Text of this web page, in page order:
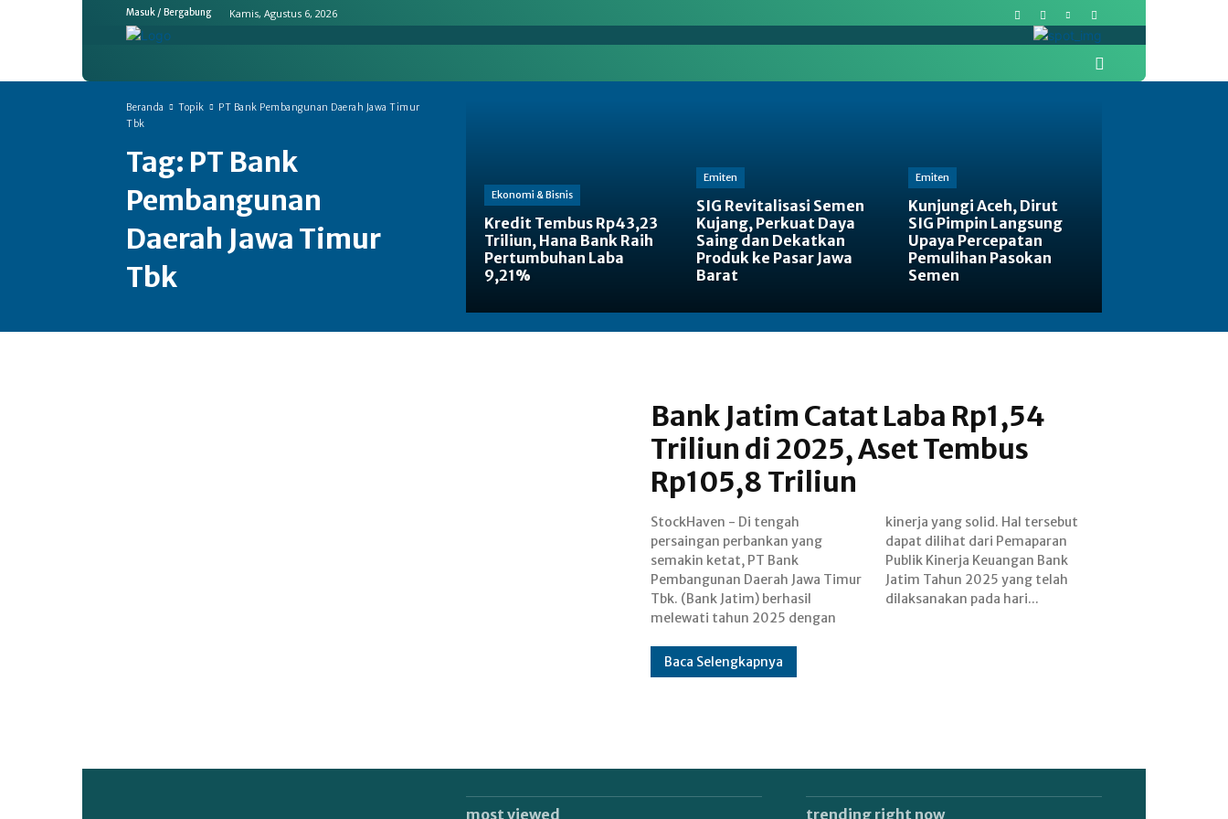
Masuk / Bergabung Kamis, Agustus 6, 2026
Beranda Topik
PT Bank Pembangunan Daerah Jawa Timur
Tbk
Tag: PT Bank
Pembangunan
Daerah Jawa Timur
Tbk
Ekonomi & Bisnis
Kredit Tembus Rp43,23
Triliun, Hana Bank Raih
Pertumbuhan Laba
9,21%
Emiten
SIG Revitalisasi Semen
Kujang, Perkuat Daya
Saing dan Dekatkan
Produk ke Pasar Jawa
Barat
Emiten
Kunjungi Aceh, Dirut
SIG Pimpin Langsung
Upaya Percepatan
Pemulihan Pasokan
Semen
Bank Jatim Catat Laba Rp1,54
Triliun di 2025, Aset Tembus
Rp105,8 Triliun
StockHaven - Di tengah
persaingan perbankan yang
semakin ketat, PT Bank
Pembangunan Daerah Jawa Timur
Tbk. (Bank Jatim) berhasil
melewati tahun 2025 dengan
kinerja yang solid. Hal tersebut
dapat dilihat dari Pemaparan
Publik Kinerja Keuangan Bank
Jatim Tahun 2025 yang telah
dilaksanakan pada hari...
Baca Selengkapnya
most viewed trending right now